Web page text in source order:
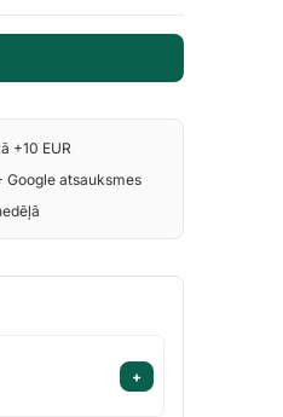
+10 EUR
Google atsauksmes
+